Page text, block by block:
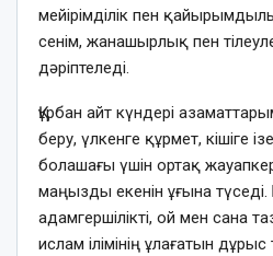
мейірімділік пен
сенім, жанашырлық пен
дәріптеледі.
Құрбан айт күндері
беру, үлкенге құрмет, кішіге
болашағы үшін ортақ
маңызды екенін ұғына түседі.
адамгершілікті, ой мен сана
ислам ілімінің ұлағатын